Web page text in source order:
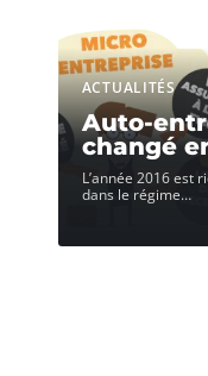
ACTUALITÉS
Auto-
changé
L’année 2016 est
dans le régime…